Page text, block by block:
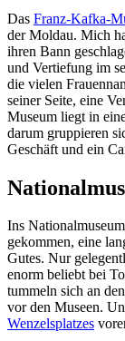
Das Franz-Kafka-
der Moldau. Mich
ihren Bann
und Vertiefung im
die vielen
seiner Seite, eine
Museum liegt in
darum gruppieren
Geschäft und ein
Ins
gekommen, eine
Gutes. Nur
enorm beliebt bei
tummeln sich an
vor den Museen.
Wenzelsplatzes